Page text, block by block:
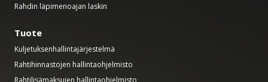
Rahdin läpimenoajan laskin
Tuote
Kuljetuksenhallintajärjestelmä
Rahtihinnastojen hallintaohjelmisto
Rahtilisämaksujen hallintaohjelmisto